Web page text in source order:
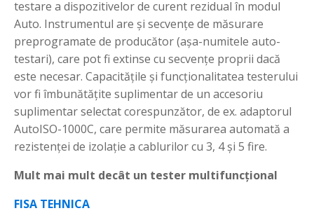
testare a dispozitivelor de curent rezidual în modul
Auto. Instrumentul are și secvențe de măsurare
preprogramate de producător (așa-numitele auto-
testari), care pot fi extinse cu secvențe proprii dacă
este necesar. Capacitățile și funcționalitatea testerului
vor fi îmbunătățite suplimentar de un accesoriu
suplimentar selectat corespunzător, de ex. adaptorul
AutoISO-1000C, care permite măsurarea automată a
rezistenței de izolație a cablurilor cu 3, 4 și 5 fire.
Mult mai mult decât un tester multifuncțional
FISA TEHNICA